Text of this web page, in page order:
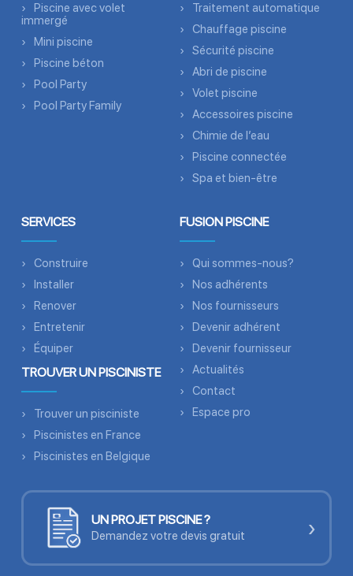
Piscine avec volet
immergé
Mini piscine
Piscine béton
Pool Party
Pool Party Family
Traitement automatique
Chauffage piscine
Sécurité piscine
Abri de piscine
Volet piscine
Accessoires piscine
Chimie de l’eau
Piscine connectée
Spa et bien-être
SERVICES
Construire
Installer
Renover
Entretenir
Équiper
TROUVER UN PISCINISTE
Trouver un pisciniste
Piscinistes en France
Piscinistes en Belgique
FUSION PISCINE
Qui sommes-nous?
Nos adhérents
Nos fournisseurs
Devenir adhérent
Devenir fournisseur
Actualités
Contact
Espace pro
UN PROJET PISCINE ?
Demandez votre devis gratuit ›